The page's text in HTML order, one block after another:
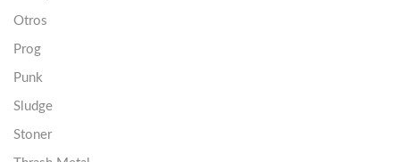
Otros
Prog
Punk
Sludge
Stoner